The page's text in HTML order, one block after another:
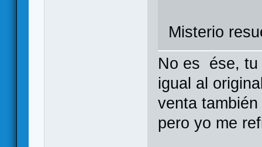
Misterio
No es ése, tu
igual al
venta
pero yo me